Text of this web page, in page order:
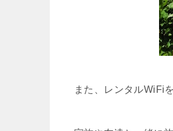
また、レンタルWiFi